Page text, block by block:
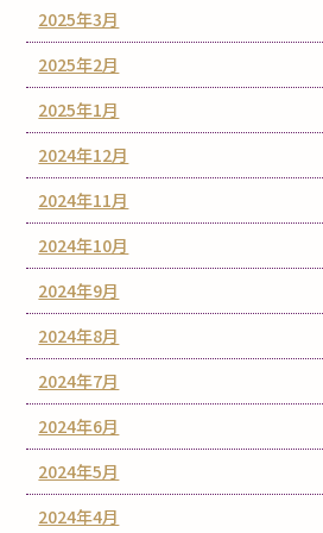
2025年3月
2025年2月
2025年1月
2024年12月
2024年11月
2024年10月
2024年9月
2024年8月
2024年7月
2024年6月
2024年5月
2024年4月